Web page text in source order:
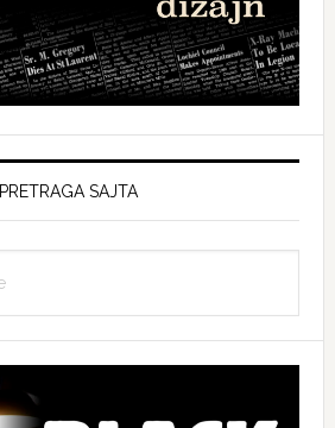
PRETRAGA SAJTA